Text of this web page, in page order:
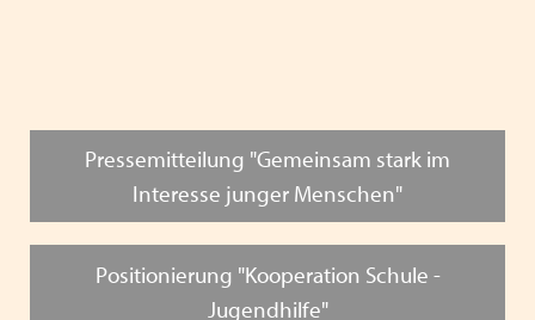
Pressemitteilung "Gemeinsam stark im
Interesse junger Menschen"
Positionierung "Kooperation Schule -
Jugendhilfe"